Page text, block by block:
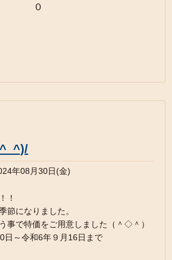
０
年08月30日(金)
！
節になりました。
事で特価をご用意しました（＾◇＾）
～令和6年９月16日まで